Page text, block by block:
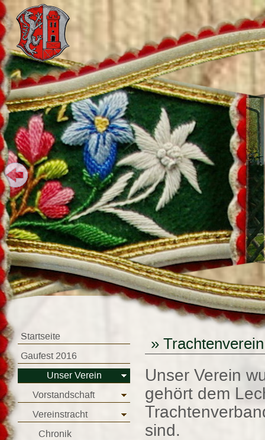
Startseite
Gaufest 2016
Unser Verein
Vorstandschaft
Vereinstracht
Chronik
»
Unser Verein
gehört dem
sind.